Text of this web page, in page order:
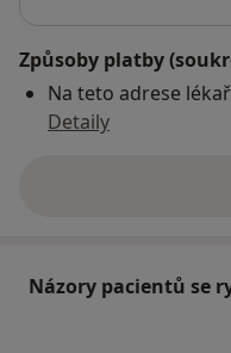
Způsoby platby
Na teto adrese
Detaily
Názory pacientů se